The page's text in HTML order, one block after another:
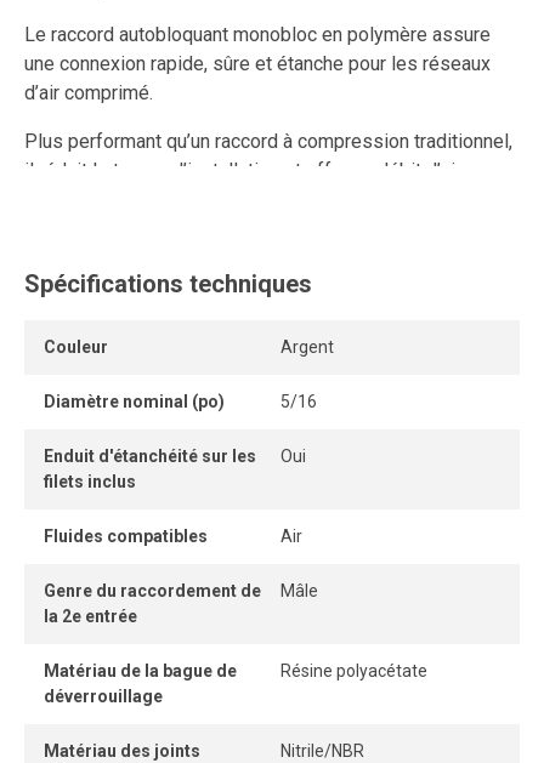
Le raccord autobloquant monobloc en polymère assure
une connexion rapide, sûre et étanche pour les réseaux
d’air comprimé.
Plus performant qu’un raccord à compression traditionnel,
il réduit le temps d’installation et offre un débit d’air
connexions et déconnexions tout en conservant un
Son anneau de dégagement permet de retirer le tube
autobloquant sans pièce détachable garantit une
Lorsque le tube est correctement inséré, la connexion
Spécifications techniques
Couleur Argent
Diamètre nominal (po) 5/16
Enduit d'étanchéité sur les
filets inclus
Oui
Fluides compatibles Air
Genre du raccordement de
la 2e entrée
Mâle
Matériau de la bague de
déverrouillage
Résine polyacétate
Matériau des joints
Nitrile/NBR